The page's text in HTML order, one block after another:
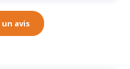
avis